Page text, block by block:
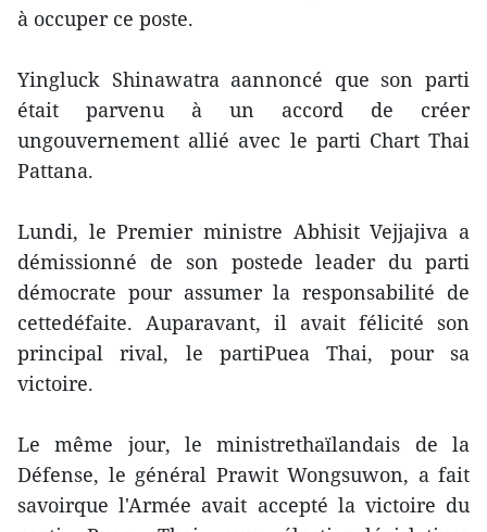
à occuper ce poste.
Yingluck Shinawatra aannoncé que son parti
était parvenu à un accord de créer
ungouvernement allié avec le parti Chart Thai
Pattana.
Lundi, le Premier ministre Abhisit Vejjajiva a
démissionné de son postede leader du parti
démocrate pour assumer la responsabilité de
cettedéfaite. Auparavant, il avait félicité son
principal rival, le partiPuea Thai, pour sa
victoire.
Le même jour, le ministrethaïlandais de la
Défense, le général Prawit Wongsuwon, a fait
savoirque l'Armée avait accepté la victoire du